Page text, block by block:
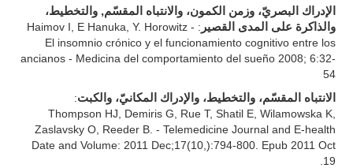
الإدراك البصريّ، وزمن الكمون، والانتباه المقسّم, والتخطيط،
والذاكرة على المدى القصير
: Haimov I, E Hanuka, Y. Horowitz -
El insomnio crónico y el funcionamiento cognitivo entre los
ancianos - Medicina del comportamiento del sueño 2008; 6:32-
54
الانتباه المقسّم، والتخطيط، والإدراك المكانيّ، والكبت:
Thompson HJ, Demiris G, Rue T, Shatil E, Wilamowska K,
Zaslavsky O, Reeder B. - Telemedicine Journal and E-health
Date and Volume: 2011 Dec;17(10,):794-800. Epub 2011 Oct
19.